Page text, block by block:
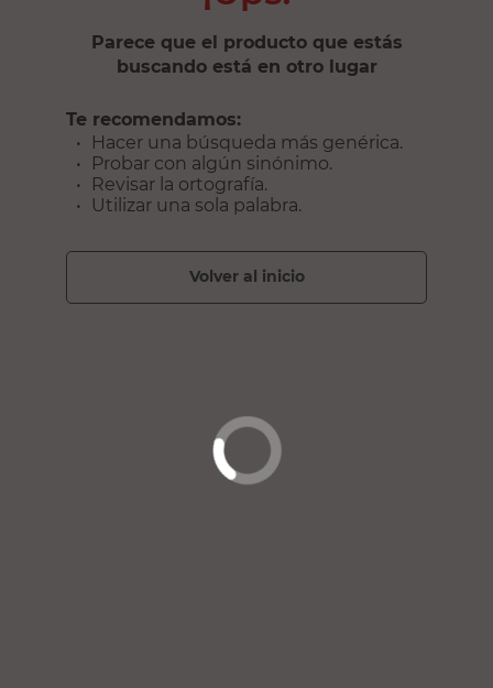
Parece que el producto que estás
buscando está en otro lugar
Te recomendamos:
Hacer una búsqueda más genérica.
Probar con algún sinónimo.
Revisar la ortografía.
Utilizar una sola palabra.
volver al inicio